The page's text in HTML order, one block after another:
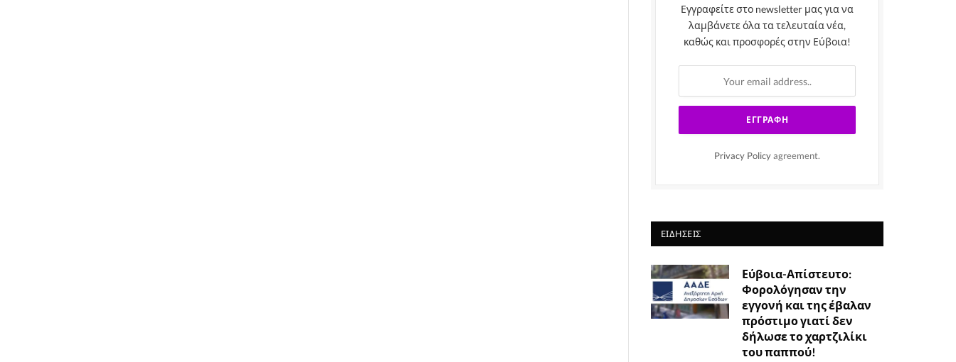
Εγγραφείτε στο newsletter μας για να
λαμβάνετε όλα τα τελευταία νέα,
καθώς και προσφορές στην Εύβοια!
Privacy Policy agreement.
ΕΙΔΉΣΕΙΣ
Εύβοια-Απίστευτο:
Φορολόγησαν την
εγγονή και της έβαλαν
πρόστιμο γιατί δεν
δήλωσε το χαρτζιλίκι
του παππού!